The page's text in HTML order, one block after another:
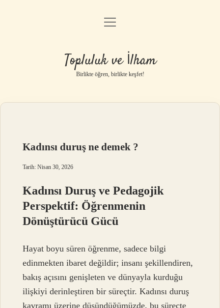
Anasayfa
Gizlilik Politikası
Yasal Uyarı
menüyü
Topluluk ve İlham
Birlikte öğren, birlikte keşfet!
Kadınsı duruş ne demek ?
Tarih: Nisan 30, 2026
Kadınsı Duruş ve Pedagojik
Perspektif: Öğrenmenin
Dönüştürücü Gücü
Hayat boyu süren öğrenme, sadece bilgi
edinmekten ibaret değildir; insanı şekillendiren,
bakış açısını genişleten ve dünyayla kurduğu
ilişkiyi derinleştiren bir süreçtir. Kadınsı duruş
kavramı üzerine düşündüğümüzde, bu süreçte